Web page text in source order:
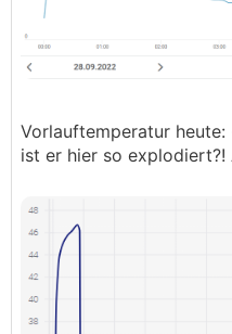
Vorlauftemperatur
ist er hier so explodiert?!